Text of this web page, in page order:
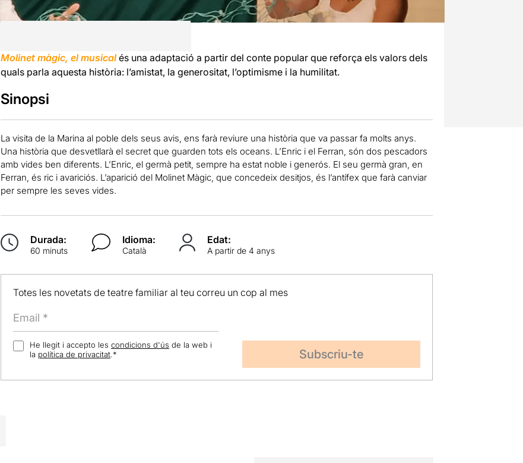
Molinet màgic, el musicalés una adaptació a partir del conte popular que reforça els valors dels
quals parla aquesta història: l’amistat, la generositat, l’optimisme i la humilitat.
Sinopsi
La visita de la Marina al poble dels seus avis, ens farà reviure una història que va passar fa molts anys.
Una història que desvetllarà el secret que guarden tots els oceans. L’Enric i el Ferran, són dos pescadors
amb vides ben diferents. L’Enric, el germà petit, sempre ha estat noble i generós. El seu germà gran, en
Ferran, és ric i avariciós. L’aparició del Molinet Màgic, que concedeix desitjos, és l’antífex que farà canviar
per sempre les seves vides.
Durada:
60 minuts
Idioma:
Català
Edat:
A partir de 4 anys
Totes les novetats de teatre familiar al teu correu un cop al mes
He llegit i accepto les condicions d'ús de la web i
la política de privacitat.*